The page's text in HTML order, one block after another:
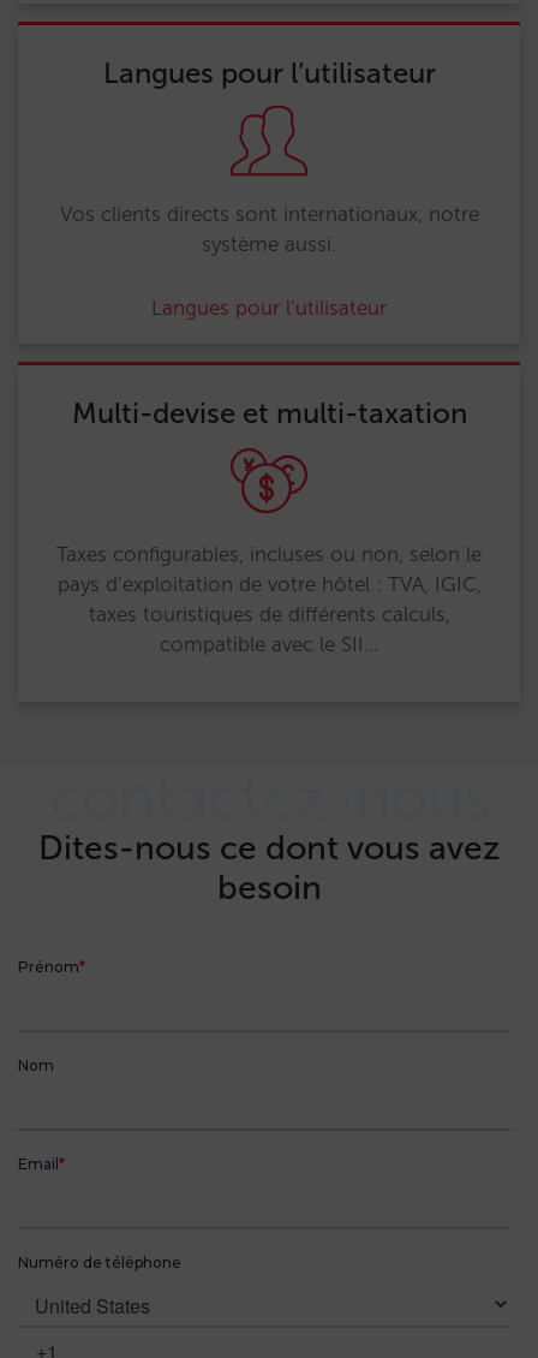
Langues pour l’utilisateur
Vos clients directs sont internationaux, notre
système aussi.
Langues pour l’utilisateur
Multi-devise et multi-taxation
Taxes configurables, incluses ou non, selon le
pays d’exploitation de votre hôtel : TVA, IGIC,
taxes touristiques de différents calculs,
compatible avec le SII…
Dites-nous ce dont vous avez
besoin